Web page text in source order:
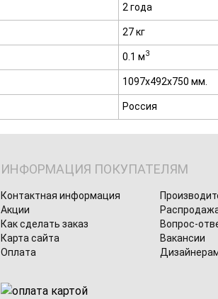
2 года
27 кг
0.1 м3
1097х492х750 мм.
Россия
ИНФОРМАЦИЯ ПОКУПАТЕЛЯМ
Контактная информация
Акции
Как сделать заказ
Вопрос-
Карта сайта
Вакансии
Оплата